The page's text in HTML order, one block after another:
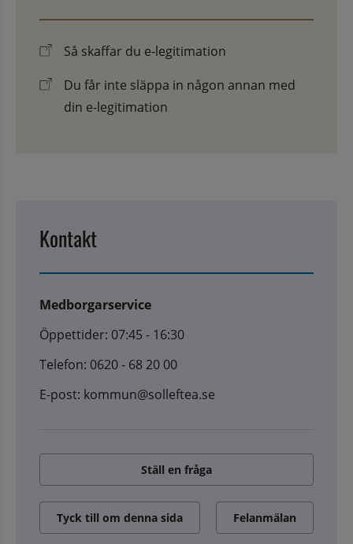
Så skaffar du e-legitimation
Du får inte släppa in någon annan med
din e-legitimation
Kontakt
Medborgarservice
Öppettider: 07:45 - 16:30
Telefon: 0620 - 68 20 00
E-post: kommun@solleftea.se
Ställ en fråga
Tyck till om denna sida Felanmälan